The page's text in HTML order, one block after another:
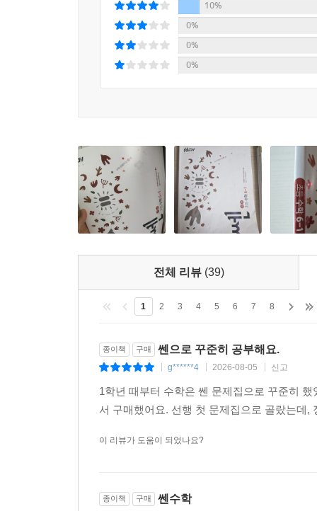
10%
0%
0%
0%
전체 리뷰 (39)
1 2 3 4 5 6 7 8
종이책 구매 쎈으로 꾸준히 공부해요.
g******4 2026-08-05 신고
1학년 때부터 수학은 쎈 문제집으로 꾸준히
서 구매했어요. 선행 첫 문제집으로 골랐는데
이 리뷰가 도움이 되었나요?
종이책 구매 쎈수학